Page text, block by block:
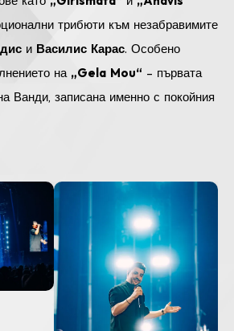
трибюти към незабравимите
и Василис Карас. Особено
на„Gela Mou“ – първата
Ванди, записана именно с покойния